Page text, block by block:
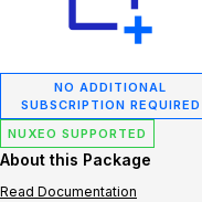
NO ADDITIONAL
SUBSCRIPTION REQUIRED
NUXEO SUPPORTED
About this Package
Read Documentation